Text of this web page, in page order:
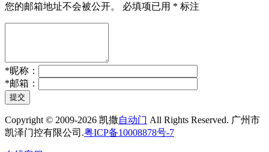
您的邮箱地址不会被公开。 必填项已用 * 标注
*昵称：
*邮箱：
提交
Copyright © 2009-2026 凯撒自动门 All Rights Reserved. 广州市
凯泽门控有限公司.粤ICP备10008878号-7